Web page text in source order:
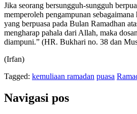
Jika seorang bersungguh-sungguh
memperoleh pengampunan
yang berpuasa pada Bulan Ramadhan
mengharap pahala dari Allah, maka
diampuni.” (HR. Bukhari no. 38 dan
(Irfan)
Tagged: kemuliaan ramadan puasa
Navigasi pos